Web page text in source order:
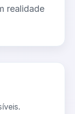
realidade